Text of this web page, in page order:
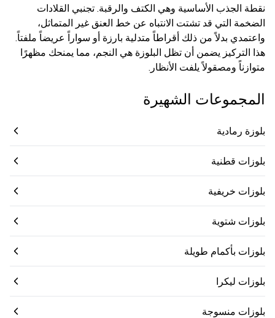
نقطة الجذب الأساسية وهي الكتف والرقبة. تجنبي القلادات
الضخمة التي قد تشتت الانتباه عن خط العنق غير المتماثل،
واعتمدي بدلاً من ذلك أقراطاً متدلية بارزة أو سواراً عريضاً ملفتاً.
هذا التركيز يضمن أن تظل البلوزة هي النجم، مما يمنحك مظهرًا
متوازناً ومصقولاً يلفت الأنظار.
المجموعات الشهيرة
بلوزة رمادية
بلوزات قطنية
بلوزات خريفية
بلوزات شتوية
بلوزات بأكمام طويلة
بلوزات ليكرا
بلوزات منسوجة